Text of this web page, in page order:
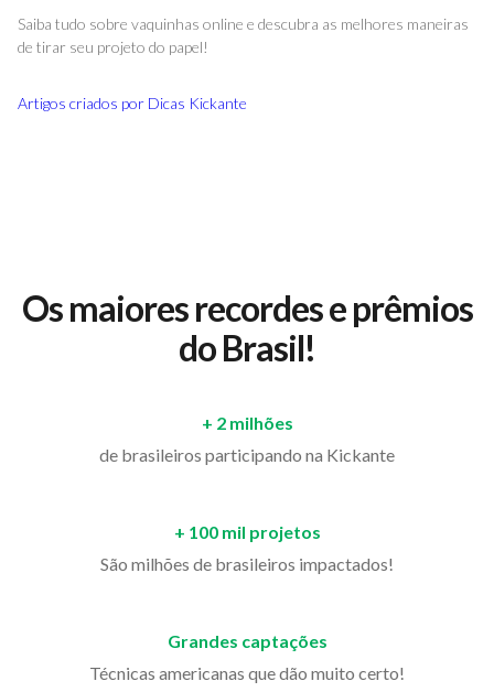
Saiba tudo sobre vaquinhas online e descubra as melhores maneiras
de tirar seu projeto do papel!
Artigos criados por Dicas Kickante
Os maiores recordes e prêmios
do Brasil!
+ 2 milhões
de brasileiros participando na Kickante
+ 100 mil projetos
São milhões de brasileiros impactados!
Grandes captações
Técnicas americanas que dão muito certo!